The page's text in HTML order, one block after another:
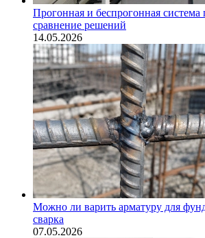
Прогонная и беспрогонная
сравнение решений
14.05.2026
Можно ли варить арматуру для
сварка
07.05.2026